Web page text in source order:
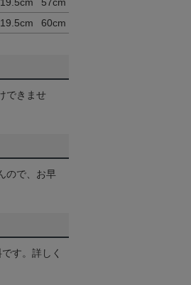
19.5cm 60cm
できませ
ので、お早
す。詳しく